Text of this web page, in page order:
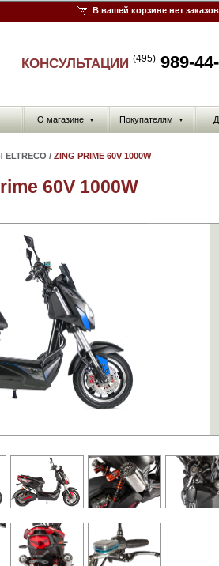
В вашей корзине нет
КОНСУЛЬТАЦИИ (495) 989-
О магазине ▼ Покупателям ▼
/ ZING PRIME 60V 1000W
60V 1000W